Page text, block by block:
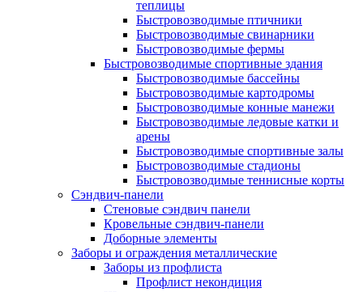
теплицы
Быстровозводимые птичники
Быстровозводимые свинарники
Быстровозводимые фермы
Быстровозводимые спортивные здания
Быстровозводимые бассейны
Быстровозводимые картодромы
Быстровозводимые конные манежи
Быстровозводимые ледовые катки и
арены
Быстровозводимые спортивные залы
Быстровозводимые стадионы
Быстровозводимые теннисные корты
Сэндвич-панели
Стеновые сэндвич панели
Кровельные сэндвич-панели
Доборные элементы
Заборы и ограждения металлические
Заборы из профлиста
Профлист некондиция